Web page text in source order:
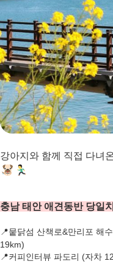
강아지와 함께 직접 다녀
충남 태안 애견동반 당일
📍뭍닭섬 산책로&만리포 해
19km)
📍커피인터뷰 파도리 (자차